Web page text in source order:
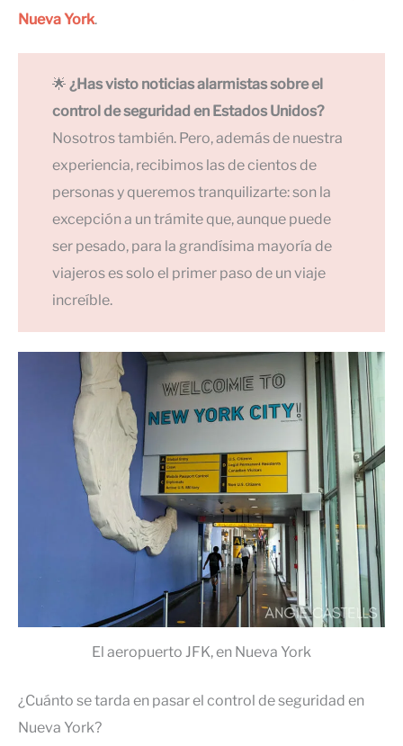
Nueva York.
🌟 ¿Has visto noticias alarmistas sobre el
control de seguridad en Estados Unidos?
Nosotros también. Pero, además de nuestra
experiencia, recibimos las de cientos de
personas y queremos tranquilizarte: son la
excepción a un trámite que, aunque puede
ser pesado, para la grandísima mayoría de
viajeros es solo el primer paso de un viaje
increíble.
El aeropuerto JFK, en Nueva York
¿Cuánto se tarda en pasar el control de seguridad en
Nueva York?